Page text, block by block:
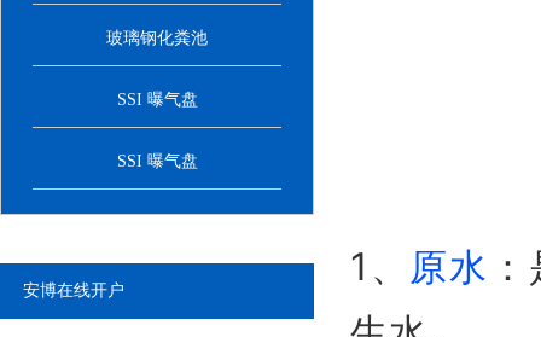
玻璃钢化粪池
SSI 曝气盘
SSI 曝气盘
安博在线开户
1、 原水